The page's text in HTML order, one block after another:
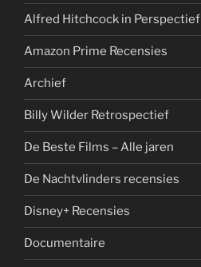
Alfred Hitchcock in Perspectief
Amazon Prime Recensies
Archief
Billy Wilder Retrospectief
De Beste Films – Alle jaren
De Nachtvlinders recensies
Disney+ Recensies
Documentaire